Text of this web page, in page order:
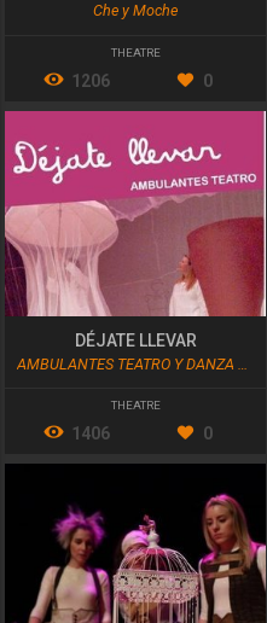
Che y Moche
THEATRE
1206 0
DÉJATE LLEVAR
THEATRE
1406 0